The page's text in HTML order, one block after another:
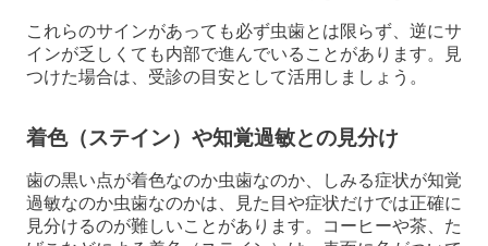
これらのサインがあっても必ず虫歯とは限らず、逆にサ
インが乏しくても内部で進んでいることがあります。見
つけた場合は、受診の目安として活用しましょう。
着色（ステイン）や知覚過敏との見分け
歯の黒い点が着色なのか虫歯なのか、しみる症状が知覚
過敏なのか虫歯なのかは、見た目や症状だけでは正確に
見分けるのが難しいことがあります。コーヒーや茶、た